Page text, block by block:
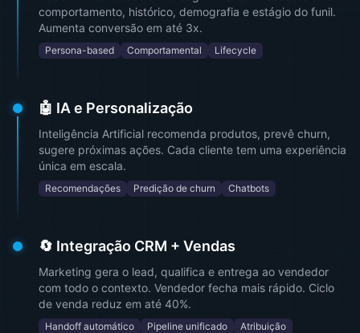
comportamento, histórico, demografia e estágio do funil.
Aumenta conversão em até 3x.
Persona-based Comportamental Lifecycle
🤖 IA e Personalização
Inteligência Artificial recomenda produtos, prevê churn,
sugere próximas ações. Cada cliente tem uma experiência
única em escala.
Recomendações Predição de churn Chatbots
🔄 Integração CRM + Vendas
Marketing gera o lead, qualifica e entrega ao vendedor
com todo o contexto. Vendedor fecha mais rápido. Ciclo
de venda reduz em até 40%.
Handoff automático Pipeline unificado Atribuição